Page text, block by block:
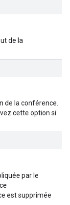
de la
de la conférence.
cette option si
par le
est supprimée